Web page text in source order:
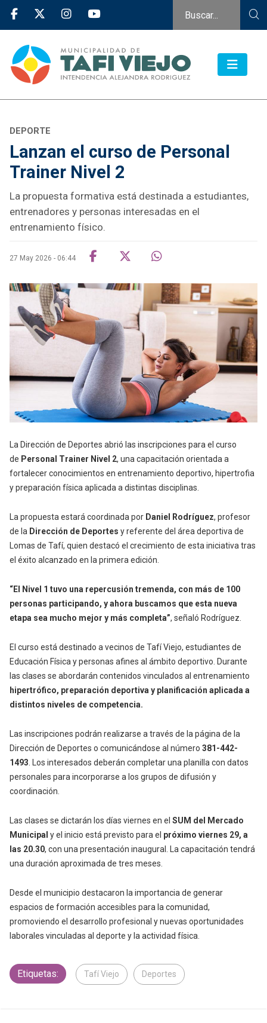
DEPORTE
Lanzan el curso de Personal
Trainer Nivel 2
La propuesta formativa está destinada a estudiantes,
entrenadores y personas interesadas en el
entrenamiento físico.
27 May 2026 - 06:44
La Dirección de Deportes abrió las inscripciones para el curso
de Personal Trainer Nivel 2, una capacitación orientada a
fortalecer conocimientos en entrenamiento deportivo, hipertrofia
y preparación física aplicada a distintas disciplinas.
La propuesta estará coordinada por Daniel Rodríguez, profesor
de la Dirección de Deportes y referente del área deportiva de
Lomas de Tafí, quien destacó el crecimiento de esta iniciativa tras
el éxito alcanzado en la primera edición.
“El Nivel 1 tuvo una repercusión tremenda, con más de 100
personas participando, y ahora buscamos que esta nueva
etapa sea mucho mejor y más completa”, señaló Rodríguez.
El curso está destinado a vecinos de Tafí Viejo, estudiantes de
Educación Física y personas afines al ámbito deportivo. Durante
las clases se abordarán contenidos vinculados al entrenamiento
hipertrófico, preparación deportiva y planificación aplicada a
distintos niveles de competencia.
Las inscripciones podrán realizarse a través de la página de la
Dirección de Deportes o comunicándose al número 381-442-
1493. Los interesados deberán completar una planilla con datos
personales para incorporarse a los grupos de difusión y
coordinación.
Las clases se dictarán los días viernes en el SUM del Mercado
Municipal y el inicio está previsto para el próximo viernes 29, a
las 20.30, con una presentación inaugural. La capacitación tendrá
una duración aproximada de tres meses.
Desde el municipio destacaron la importancia de generar
espacios de formación accesibles para la comunidad,
promoviendo el desarrollo profesional y nuevas oportunidades
laborales vinculadas al deporte y la actividad física.
Etiquetas: Tafí Viejo Deportes